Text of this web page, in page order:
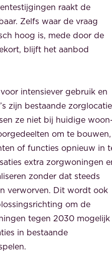
raakt de
Zelfs waar de vraag
hoog is, mede door de
blijft het aanbod
intensiever gebruik en
zijn bestaande
ze niet bij huidige
om te bouwen,
of functies opnieuw in
extra zorgwoningen
zonder dat steeds
verworven. Dit wordt ook
om de
tegen 2030 mogelijk
in bestaande